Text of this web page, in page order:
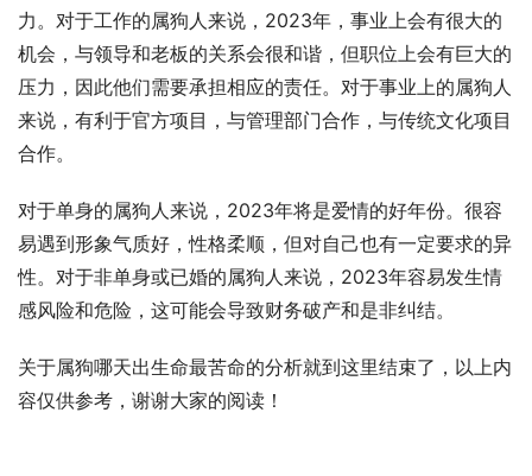
力。对于工作的属狗人来说，2023年，事业上会有很大的
机会，与领导和老板的关系会很和谐，但职位上会有巨大的
压力，因此他们需要承担相应的责任。对于事业上的属狗人
来说，有利于官方项目，与管理部门合作，与传统文化项目
合作。
对于单身的属狗人来说，2023年将是爱情的好年份。很容
易遇到形象气质好，性格柔顺，但对自己也有一定要求的异
性。对于非单身或已婚的属狗人来说，2023年容易发生情
感风险和危险，这可能会导致财务破产和是非纠结。
关于属狗哪天出生命最苦命的分析就到这里结束了，以上内
容仅供参考，谢谢大家的阅读！